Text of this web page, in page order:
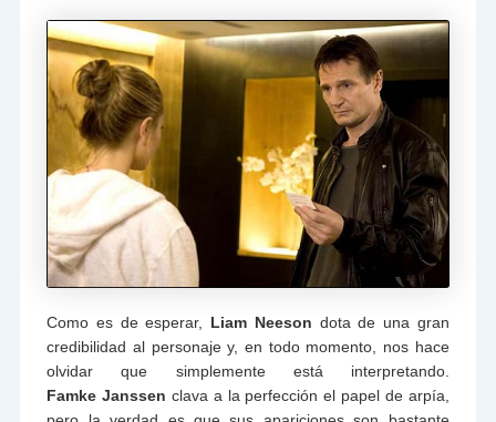
Como es de esperar, Liam Neeson dota de una gran
credibilidad al personaje y, en todo momento, nos hace
olvidar que simplemente está interpretando.
FamkeJanssen clava a la perfección el papel de arpía,